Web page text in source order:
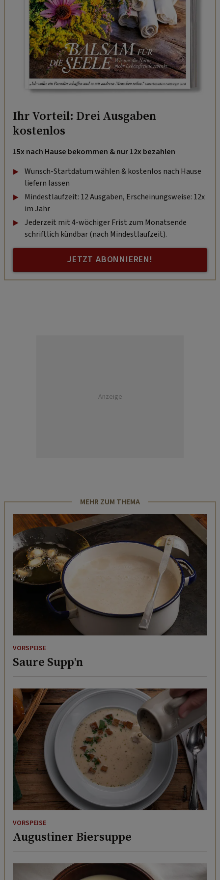
Ihr Vorteil: Drei Ausgaben
kostenlos
15x nach Hause bekommen & nur 12x bezahlen
Wunsch-Startdatum wählen & kostenlos nach Hause
liefern lassen
Mindestlaufzeit: 12 Ausgaben, Erscheinungsweise: 12x
im Jahr
Jederzeit mit 4-wöchiger Frist zum Monatsende
schriftlich kündbar (nach Mindestlaufzeit).
JETZT ABONNIEREN!
Anzeige
MEHR ZUM THEMA
VORSPEISE
Saure Supp'n
VORSPEISE
Augustiner Biersuppe